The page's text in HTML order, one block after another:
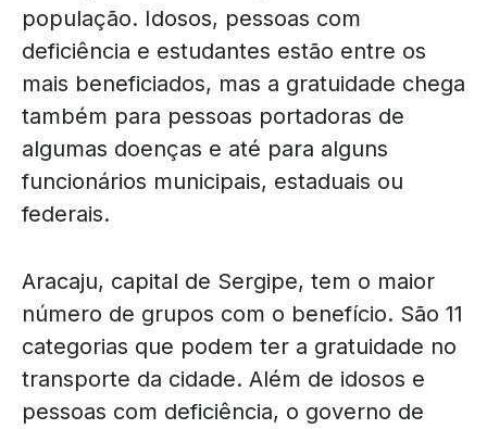
população. Idosos, pessoas com
deficiência e estudantes estão entre os
mais beneficiados, mas a gratuidade chega
também para pessoas portadoras de
algumas doenças e até para alguns
funcionários municipais, estaduais ou
federais.
Aracaju, capital de Sergipe, tem o maior
número de grupos com o benefício. São 11
categorias que podem ter a gratuidade no
transporte da cidade. Além de idosos e
pessoas com deficiência, o governo de